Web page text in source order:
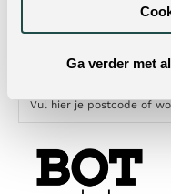
Ga verder met
is er altijd een winkel
postcode of